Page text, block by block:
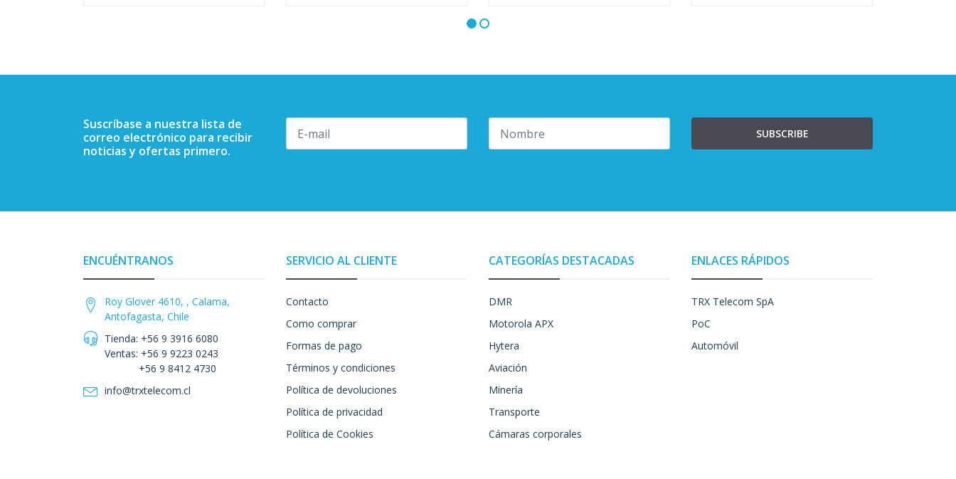
Suscríbase a nuestra lista de
correo electrónico para recibir
noticias y ofertas primero.
SUBSCRIBE
ENCUÉNTRANOS
Roy Glover 4610, , Calama,
Antofagasta, Chile
Tienda: +56 9 3916 6080
Ventas: +56 9 9223 0243
+56 9 8412 4730
info@trxtelecom.cl
SERVICIO AL CLIENTE
Contacto
Como comprar
Formas de pago
Términos y condiciones
Política de devoluciones
Política de privacidad
Política de Cookies
CATEGORÍAS DESTACADAS
DMR
Motorola APX
Hytera
Aviación
Minería
Transporte
Cámaras corporales
ENLACES RÁPIDOS
TRX Telecom SpA
PoC
Automóvil